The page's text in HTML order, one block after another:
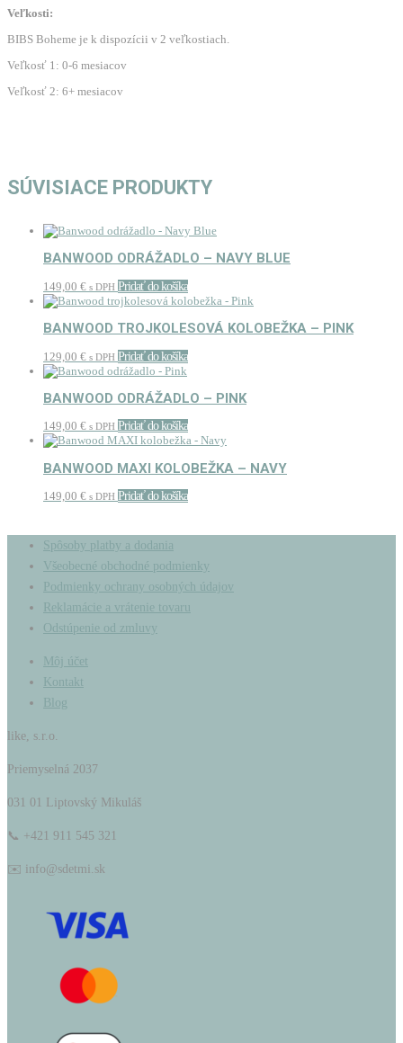
Veľkosti:
BIBS Boheme je k dispozícii v 2 veľkostiach.
Veľkosť 1: 0-6 mesiacov
Veľkosť 2: 6+ mesiacov
SÚVISIACE PRODUKTY
BANWOOD ODRÁŽADLO – NAVY BLUE
149,00 € s DPH Pridať do košíka
BANWOOD TROJKOLESOVÁ KOLOBEŽKA – PINK
129,00 € s DPH Pridať do košíka
BANWOOD ODRÁŽADLO – PINK
149,00 € s DPH Pridať do košíka
BANWOOD MAXI KOLOBEŽKA – NAVY
149,00 € s DPH Pridať do košíka
Spôsoby platby a dodania
Všeobecné obchodné podmienky
Podmienky ochrany osobných údajov
Reklamácie a vrátenie tovaru
Odstúpenie od zmluvy
Môj účet
Kontakt
Blog
like, s.r.o.
Priemyselná 2037
031 01 Liptovský Mikuláš
📞 +421 911 545 321
✉️ info@sdetmi.sk